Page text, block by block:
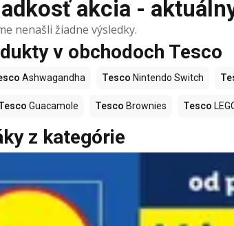
akcia -
nenašli žiadne výsledky.
v obchodoch Tesco
Ashwagandha Tesco Nintendo Switch
Guacamole Tesco Brownies Tesco
z kategórie